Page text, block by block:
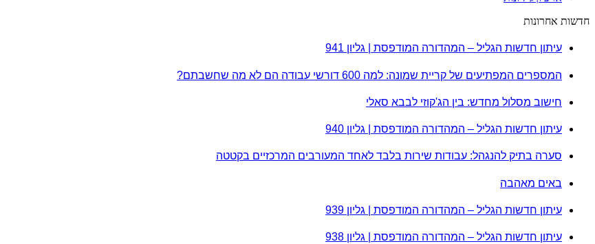
חדשות אחרונות
עיתון חדשות הגליל – המהדורה המודפסת | גליון 941
המספרים המפתיעים של קריית שמונה: למה 600 דורשי עבודה הם לא מה שחשבתם?
חישוב מסלול מחדש: בין הג'קוזי לבבא סאלי
עיתון חדשות הגליל – המהדורה המודפסת | גליון 940
סערה בתיק להנגהל: עבודות שירות בלבד לאחד המעורבים המרכזיים בקטטה
באים מאהבה
עיתון חדשות הגליל – המהדורה המודפסת | גליון 939
עיתון חדשות הגליל – המהדורה המודפסת | גליון 938